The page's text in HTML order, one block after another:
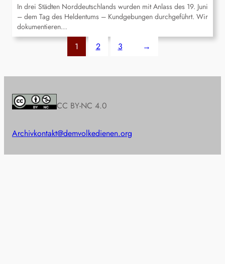
In drei Städten Norddeutschlands wurden mit Anlass des 19. Juni
– dem Tag des Heldentums – Kundgebungen durchgeführt. Wir
dokumentieren…
1 2 3 →
CC BY-NC 4.0
Archivkontakt@demvolkedienen.org